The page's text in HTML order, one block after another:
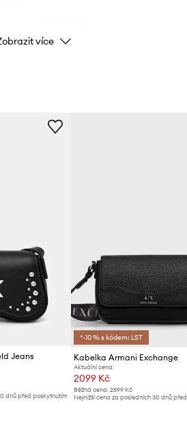
více
Jeans
dnů před poskytnutím
*-10 % s kódem: LST
Kabelka Armani Exchange
Aktuální cena:
2099 Kč
Běžná cena: 2899 Kč
Nejnižší cena za posledních 30 dnů